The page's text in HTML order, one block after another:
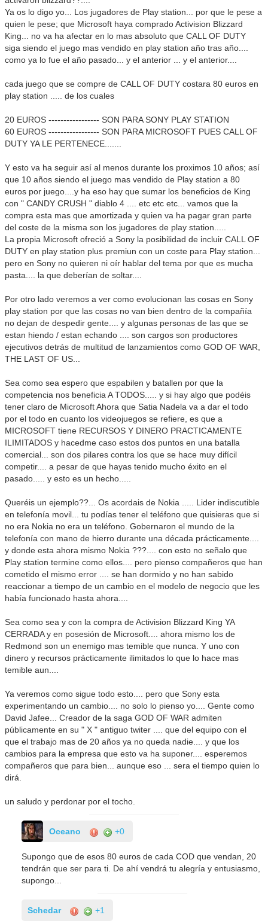
Ya os lo digo yo... Los jugadores de Play station... por que le pese a
quien le pese; que Microsoft haya comprado Activision Blizzard
King... no va ha afectar en lo mas absoluto que CALL OF DUTY
siga siendo el juego mas vendido en play station año tras año....
como ya lo fue el año pasado... y el anterior ... y el anterior....
cada juego que se compre de CALL OF DUTY costara 80 euros en
play station ..... de los cuales
20 EUROS ----------------- SON PARA SONY PLAY STATION
60 EUROS ----------------- SON PARA MICROSOFT PUES CALL OF
DUTY YA LE PERTENECE.......
Y esto va ha seguir así al menos durante los proximos 10 años; así
que 10 años siendo el juego mas vendido de Play station a 80
euros por juego....y ha eso hay que sumar los beneficios de King
con " CANDY CRUSH " diablo 4 .... etc etc etc... vamos que la
compra esta mas que amortizada y quien va ha pagar gran parte
del coste de la misma son los jugadores de play station.....
La propia Microsoft ofreció a Sony la posibilidad de incluir CALL OF
DUTY en play station plus premiun con un coste para Play station...
pero en Sony no quieren ni oír hablar del tema por que es mucha
pasta.... la que deberían de soltar....
Por otro lado veremos a ver como evolucionan las cosas en Sony
play station por que las cosas no van bien dentro de la compañía
no dejan de despedir gente.... y algunas personas de las que se
estan hiendo / estan echando .... son cargos son productores
ejecutivos detrás de multitud de lanzamientos como GOD OF WAR,
THE LAST OF US...
Sea como sea espero que espabilen y batallen por que la
competencia nos beneficia A TODOS..... y si hay algo que podéis
tener claro de Microsoft Ahora que Satia Nadela va a dar el todo
por el todo en cuanto los videojuegos se refiere, es que a
MICROSOFT tiene RECURSOS Y DINERO PRACTICAMENTE
ILIMITADOS y hacedme caso estos dos puntos en una batalla
comercial... son dos pilares contra los que se hace muy difícil
competir.... a pesar de que hayas tenido mucho éxito en el
pasado..... y esto es un hecho.....
Queréis un ejemplo??... Os acordais de Nokia ..... Lider indiscutible
en telefonía movil... tu podías tener el teléfono que quisieras que si
no era Nokia no era un teléfono. Gobernaron el mundo de la
telefonía con mano de hierro durante una década prácticamente....
y donde esta ahora mismo Nokia ???.... con esto no señalo que
Play station termine como ellos.... pero pienso compañeros que han
cometido el mismo error .... se han dormido y no han sabido
reaccionar a tiempo de un cambio en el modelo de negocio que les
había funcionado hasta ahora....
Sea como sea y con la compra de Activision Blizzard King YA
CERRADA y en posesión de Microsoft.... ahora mismo los de
Redmond son un enemigo mas temible que nunca. Y uno con
dinero y recursos prácticamente ilimitados lo que lo hace mas
temible aun....
Ya veremos como sigue todo esto.... pero que Sony esta
experimentando un cambio.... no solo lo pienso yo.... Gente como
David Jafee... Creador de la saga GOD OF WAR admiten
públicamente en su " X " antiguo twiter .... que del equipo con el
que el trabajo mas de 20 años ya no queda nadie.... y que los
cambios para la empresa que esto va ha suponer.... esperemos
compañeros que para bien... aunque eso ... sera el tiempo quien lo
dirá.
un saludo y perdonar por el tocho.
Oceano +0
Supongo que de esos 80 euros de cada COD que vendan, 20
tendrán que ser para ti. De ahí vendrá tu alegría y entusiasmo,
supongo...
Schedar +1